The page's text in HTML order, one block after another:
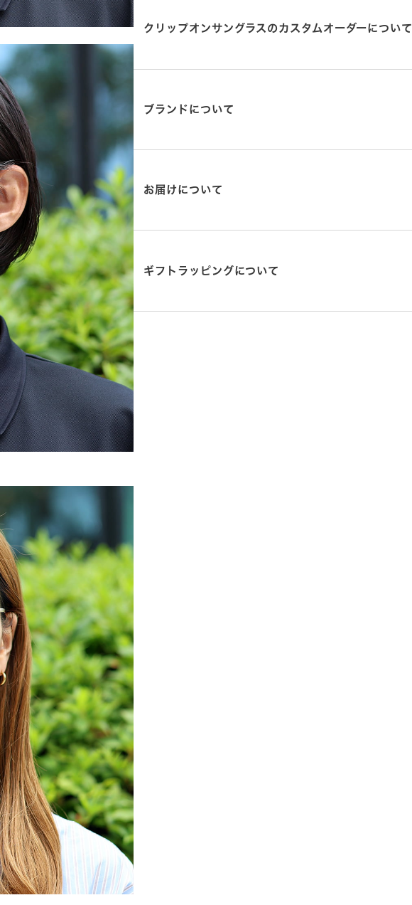
クリップオンサングラスのカスタムオーダーについて
ブランドについて
お届けについて
ギフトラッピングについて